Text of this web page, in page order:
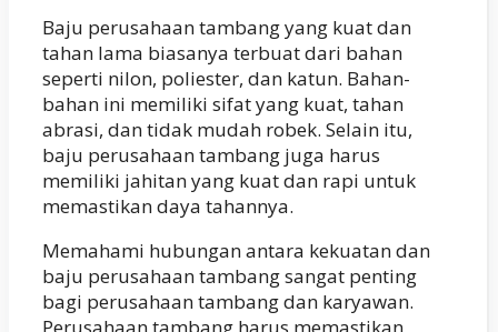
Baju perusahaan tambang yang kuat dan
tahan lama biasanya terbuat dari bahan
seperti nilon, poliester, dan katun. Bahan-
bahan ini memiliki sifat yang kuat, tahan
abrasi, dan tidak mudah robek. Selain itu,
baju perusahaan tambang juga harus
memiliki jahitan yang kuat dan rapi untuk
memastikan daya tahannya.
Memahami hubungan antara kekuatan dan
baju perusahaan tambang sangat penting
bagi perusahaan tambang dan karyawan.